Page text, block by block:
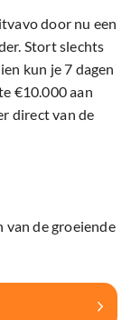
door nu een
Stort slechts
kun je 7 dagen
€10.000 aan
direct van de
van de groeiende